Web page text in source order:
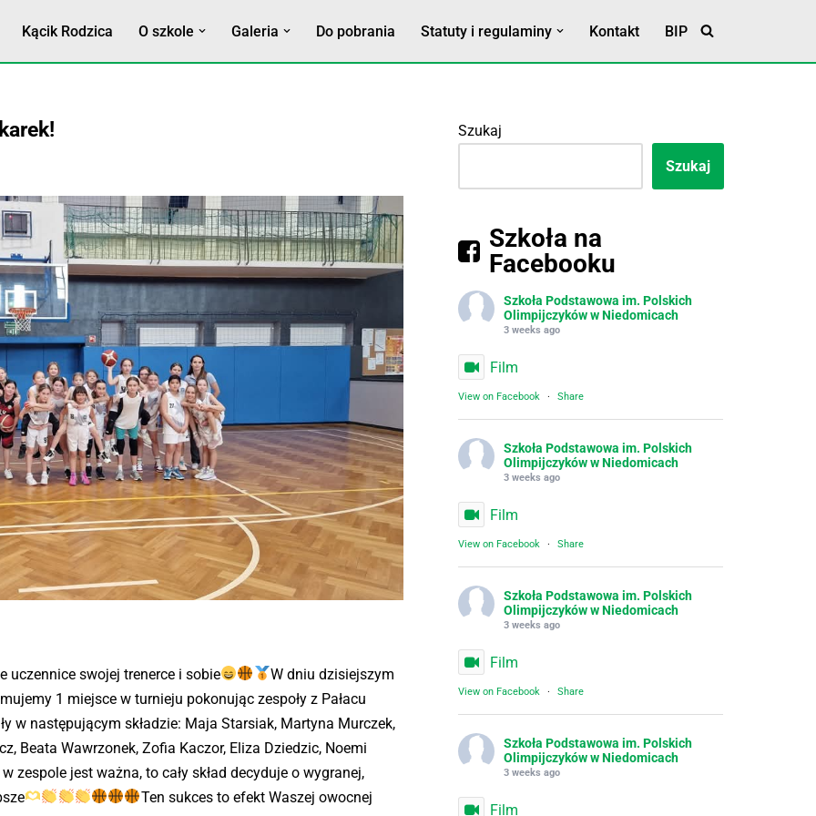
Kącik Rodzica O szkole Galeria Do pobrania Statuty i regulaminy
Klauzula RODO
Kontakt BIP
uczennice swojej trenerce i sobie
W dniu dzisiejszym
1 miejsce w turnieju pokonując zespoły z Pałacu
w następującym składzie: Maja Starsiak, Martyna Murczek,
Beata Wawrzonek, Zofia Kaczor, Eliza Dziedzic, Noemi
zespole jest ważna, to cały skład decyduje o wygranej,
Ten sukces to efekt Waszej owocnej
Szukaj
Szukaj
Szkoła na
Facebooku
Szkoła Podstawowa im. Polskich
Olimpijczyków w Niedomicach
3 weeks ago
Film
View on Facebook · Share
Szkoła Podstawowa im. Polskich
Olimpijczyków w Niedomicach
3 weeks ago
Film
View on Facebook · Share
Szkoła Podstawowa im. Polskich
Olimpijczyków w Niedomicach
3 weeks ago
Film
View on Facebook · Share
Szkoła Podstawowa im. Polskich
Olimpijczyków w Niedomicach
3 weeks ago
Film